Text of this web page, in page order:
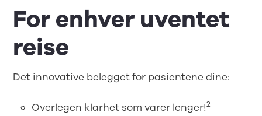
For enhver uventet
reise
Det innovative belegget for pasientene dine:
Overlegen klarhet som varer lenger!2